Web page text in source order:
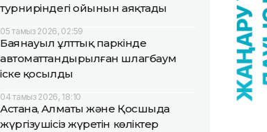
турниріндегі ойынын аяқтады
05 тамыз 2026, 02:59
Баянауыл ұлттық паркінде
автоматтандырылған шлагбаум
іске қосылды
04 тамыз 2026, 18:10
Астана, Алматы және Қосшыда
жүргізушісіз жүретін көліктер